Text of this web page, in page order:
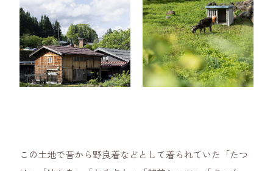
この土地で昔から野良着などとして着られていた「たつ